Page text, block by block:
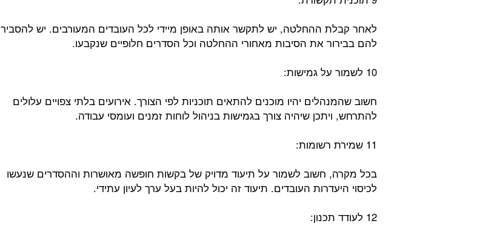
לאחר קבלת ההחלטה, יש לתקשר אותה באופן מיידי לכל העובדים המעורבים. יש להסביר
להם בבירור את הסיבות מאחורי ההחלטה וכל הסדרים חלופיים שנקבעו.
10 לשמור על גמישות:
חשוב שהמנהלים יהיו מוכנים להתאים תוכניות לפי הצורך. אירועים בלתי צפויים עלולים
להתרחש, ויתכן שיהיה צורך בגמישות בניהול לוחות זמנים ועומסי עבודה.
11 שמירת רשומות:
בכל מקרה, חשוב לשמור על תיעוד מדויק של בקשות חופשה מאושרות וההסדרים שנעשו
לכיסוי היעדרות העובדים. תיעוד זה יכול להיות בעל ערך לעיון עתידי.
12 לעודד תכנון: